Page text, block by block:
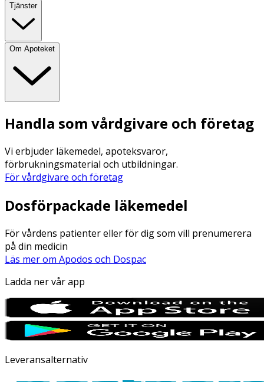
Tjänster
Om Apoteket
Handla som vårdgivare och företag
Vi erbjuder läkemedel, apoteksvaror,
förbrukningsmaterial och utbildningar.
För vårdgivare och företag
Dosförpackade läkemedel
För vårdens patienter eller för dig som vill prenumerera
på din medicin
Läs mer om Apodos och Dospac
Ladda ner vår app
Leveransalternativ